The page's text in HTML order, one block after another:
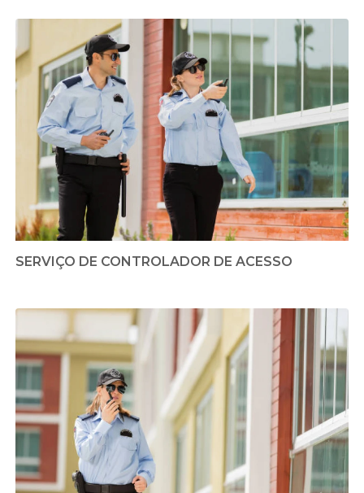
SERVIÇO DE CONTROLADOR DE ACESSO